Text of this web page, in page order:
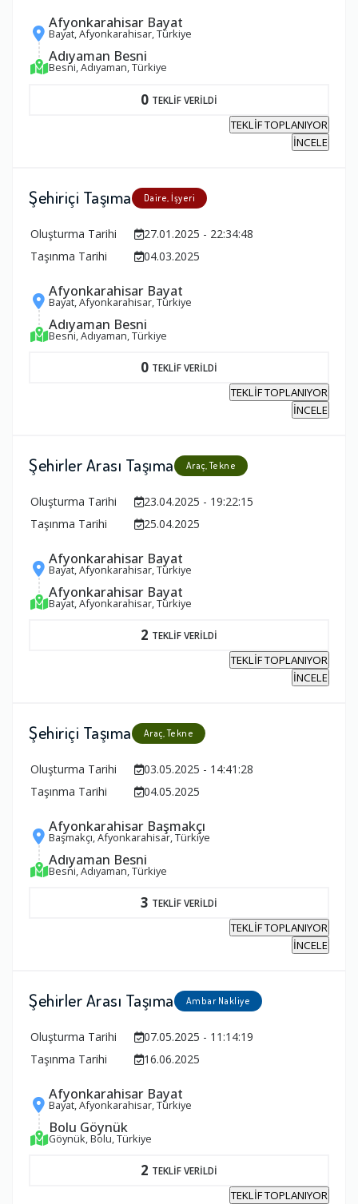
Afyonkarahisar Bayat
Bayat, Afyonkarahisar, Türkiye
Adıyaman Besni
Besni, Adıyaman, Türkiye
0 TEKLİF VERİLDİ
TEKLİF TOPLANIYOR
İNCELE
Şehiriçi Taşıma Daire, İşyeri
Oluşturma Tarihi
27.01.2025 - 22:34:48
Taşınma Tarihi
04.03.2025
Afyonkarahisar Bayat
Bayat, Afyonkarahisar, Türkiye
Adıyaman Besni
Besni, Adıyaman, Türkiye
0 TEKLİF VERİLDİ
TEKLİF TOPLANIYOR
İNCELE
Şehirler Arası Taşıma Araç, Tekne
Oluşturma Tarihi
23.04.2025 - 19:22:15
Taşınma Tarihi
25.04.2025
Afyonkarahisar Bayat
Bayat, Afyonkarahisar, Türkiye
Afyonkarahisar Bayat
Bayat, Afyonkarahisar, Türkiye
2 TEKLİF VERİLDİ
TEKLİF TOPLANIYOR
İNCELE
Şehiriçi Taşıma Araç, Tekne
Oluşturma Tarihi
03.05.2025 - 14:41:28
Taşınma Tarihi
04.05.2025
Afyonkarahisar Başmakçı
Başmakçı, Afyonkarahisar, Türkiye
Adıyaman Besni
Besni, Adıyaman, Türkiye
3 TEKLİF VERİLDİ
TEKLİF TOPLANIYOR
İNCELE
Şehirler Arası Taşıma Ambar Nakliye
Oluşturma Tarihi
07.05.2025 - 11:14:19
Taşınma Tarihi
16.06.2025
Afyonkarahisar Bayat
Bayat, Afyonkarahisar, Türkiye
Bolu Göynük
Göynük, Bolu, Türkiye
2 TEKLİF VERİLDİ
TEKLİF TOPLANIYOR